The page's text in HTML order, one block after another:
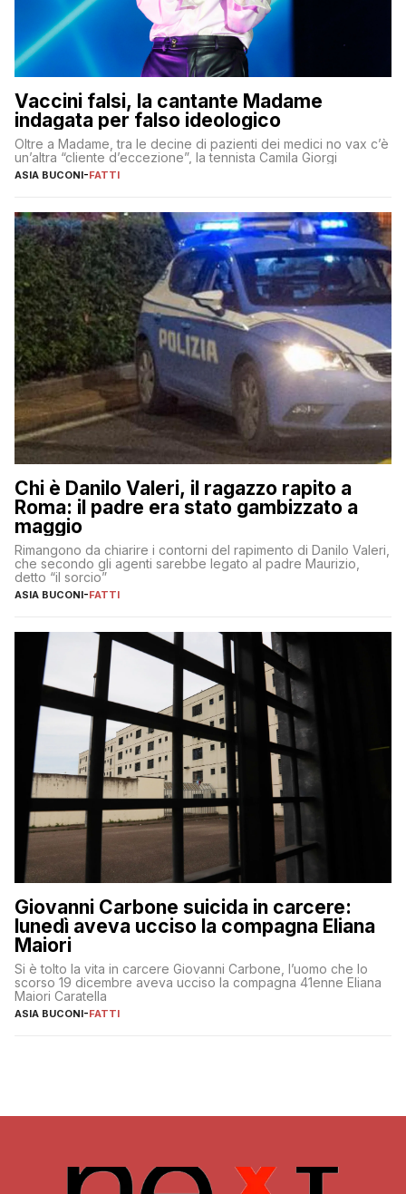
Vaccini falsi, la cantante Madame
indagata per falso ideologico
Oltre a Madame, tra le decine di pazienti dei medici no vax c’è
un’altra “cliente d’eccezione”, la tennista Camila Giorgi
ASIA BUCONI-FATTI
Chi è Danilo Valeri, il ragazzo rapito a
Roma: il padre era stato gambizzato a
maggio
Rimangono da chiarire i contorni del rapimento di Danilo Valeri,
che secondo gli agenti sarebbe legato al padre Maurizio,
detto “il sorcio”
ASIA BUCONI-FATTI
Giovanni Carbone suicida in carcere:
lunedì aveva ucciso la compagna Eliana
Maiori
Si è tolto la vita in carcere Giovanni Carbone, l’uomo che lo
scorso 19 dicembre aveva ucciso la compagna 41enne Eliana
Maiori Caratella
ASIA BUCONI-FATTI